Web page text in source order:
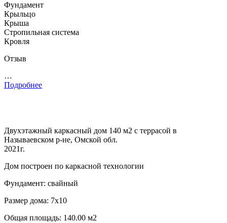
Фундамент
Крыльцо
Крыша
Стропильная система
Кровля
Отзыв
…
Подробнее
Двухэтажный каркасный дом 140 м2 с террасой в
Называевском р-не, Омской обл.
2021г.
Дом построен по каркасной технологии
Фундамент: свайный
Размер дома: 7х10
Общая площадь: 140.00 м2